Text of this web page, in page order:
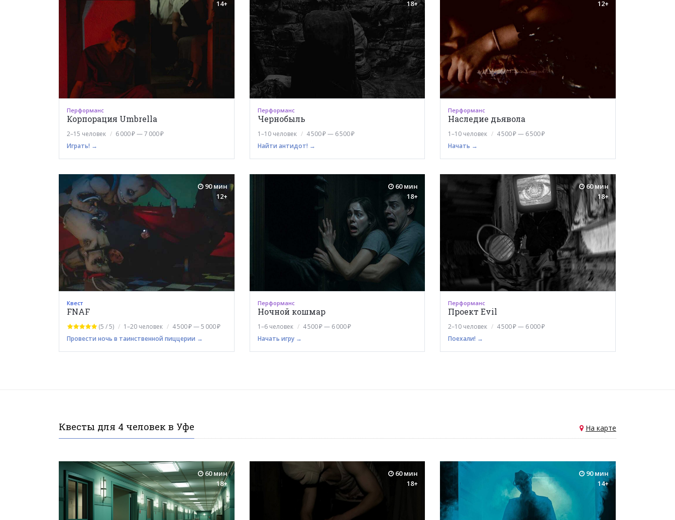
14+
Перформанс
Корпорация Umbrella
2–15 человек
6 000 ₽ — 7 000 ₽
Играть! →
18+
Перформанс
Чернобыль
1–10 человек
4 500 ₽ — 6 500 ₽
Найти антидот! →
12+
Перформанс
Наследие дьявола
1–10 человек
4 500 ₽ — 6 500 ₽
Начать →
90 мин
12+
Квест
FNAF
(5 / 5) 1–20 человек
4 500 ₽ — 5 000 ₽
Провести ночь в таинственной пиццерии →
60 мин
18+
Перформанс
Ночной кошмар
1–6 человек
4 500 ₽ — 6 000 ₽
Начать игру →
60 мин
18+
Перформанс
Проект Evil
2–10 человек
4 500 ₽ — 6 000 ₽
Поехали! →
Квесты для 4 человек в Уфе На карте
60 мин
18+
60 мин
18+
90 мин
14+